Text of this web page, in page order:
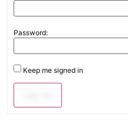
Password:
Keep me signed in